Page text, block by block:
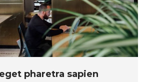
pharetra sapien